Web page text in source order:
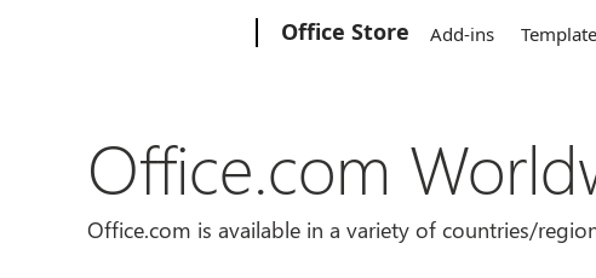
Office Store Add-ins
Office.com
Office.com is available in a variety of countries/